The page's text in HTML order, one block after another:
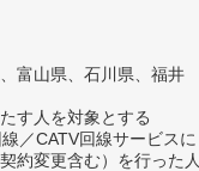
富山県、石川県、福井
す人を対象とする
／CATV回線サービスに
約変更含む）を行った人